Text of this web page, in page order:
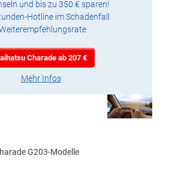
und bis zu 350 € sparen!
Hotline im Schadenfall
Charade ab 207 €
Mehr Infos
G203-Modelle